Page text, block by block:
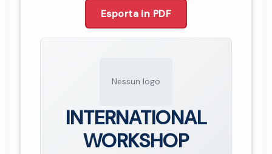
Esporta in PDF
Nessun logo
INTERNATIONAL
WORKSHOP